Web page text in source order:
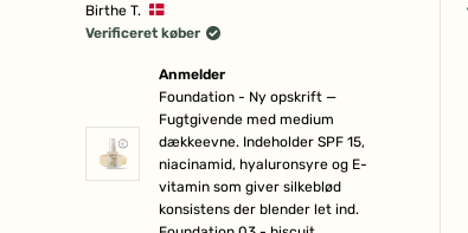
Birthe T.
Verificeret køber
Anmelder
Foundation - Ny opskrift —
Fugtgivende med medium
dækkeevne. Indeholder SPF 15,
niacinamid, hyaluronsyre og E-
vitamin som giver silkeblød
konsistens der blender let ind.